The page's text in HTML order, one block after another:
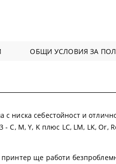
ОБЩИ УСЛОВИЯ ЗА
ниска себестойност и
C, M, Y, K плюс LC, LM, LK,
ще работи